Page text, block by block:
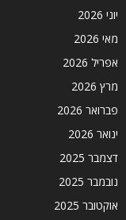
יוני 2026
מאי 2026
אפריל 2026
מרץ 2026
פברואר 2026
ינואר 2026
דצמבר 2025
נובמבר 2025
אוקטובר 2025